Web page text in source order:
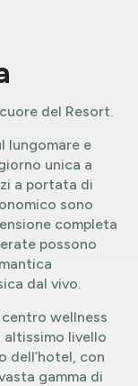
del Resort.
lungomare e
unica a
a portata di
sono
completa
possono
dal vivo.
wellness
altissimo livello
dell’hotel, con
gamma di